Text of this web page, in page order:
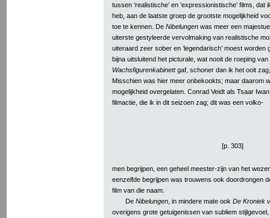
tussen ‘realistische’ en ‘expressionistische’ films,
heb, aan de laatste groep de grootste mogelijkheid
toe te kennen. De Nibelungen was meer een
uiterste gestyleerde vervolmaking van realistische
uiteraard zeer sober en ‘legendarisch’ moest worden
bijna uitsluitend het picturale, wat nooit de roeping
Wachsfigurenkabinettgaf, schoner dan ik het ooit
Misschien was hier meer onbekookts; maar daarom
mogelijkheid overgelaten. Conrad Veidt als Tsaar
filmactie, die ik in dit seizoen zag; dit was een volko-
[p. 303]
men begrijpen, een geheel meester-zijn van het
eenzelfde begrijpen was trouwens ook doordrongen
film van die naam.
De Nibelungen , in mindere mate ook De Kroniek
overigens grote getuigenissen van subliem